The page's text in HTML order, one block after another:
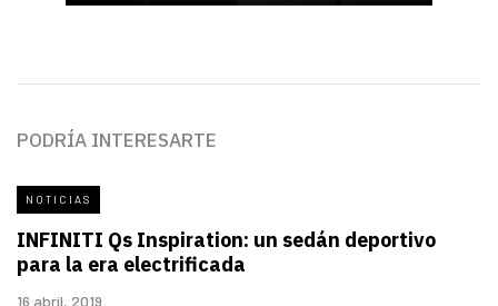
PODRÍA INTERESARTE
NOTICIAS
INFINITI Qs Inspiration: un sedán deportivo
para la era electrificada
16 abril, 2019